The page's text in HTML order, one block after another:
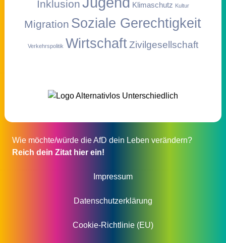
Inklusion Klimaschutz Kultur
Migration Soziale Gerechtigkeit
Verkehrspolitik WirtschaftZivilgesellschaft
Wie möchte/würde die AfD dein Leben verändern?
Reich dein Zitat hier ein!
Impressum
Datenschutzerklärung
Cookie-Richtlinie (EU)